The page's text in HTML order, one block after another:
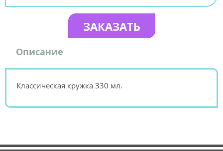
ЗАКАЗАТЬ
Описание
Классическая кружка 330 мл.